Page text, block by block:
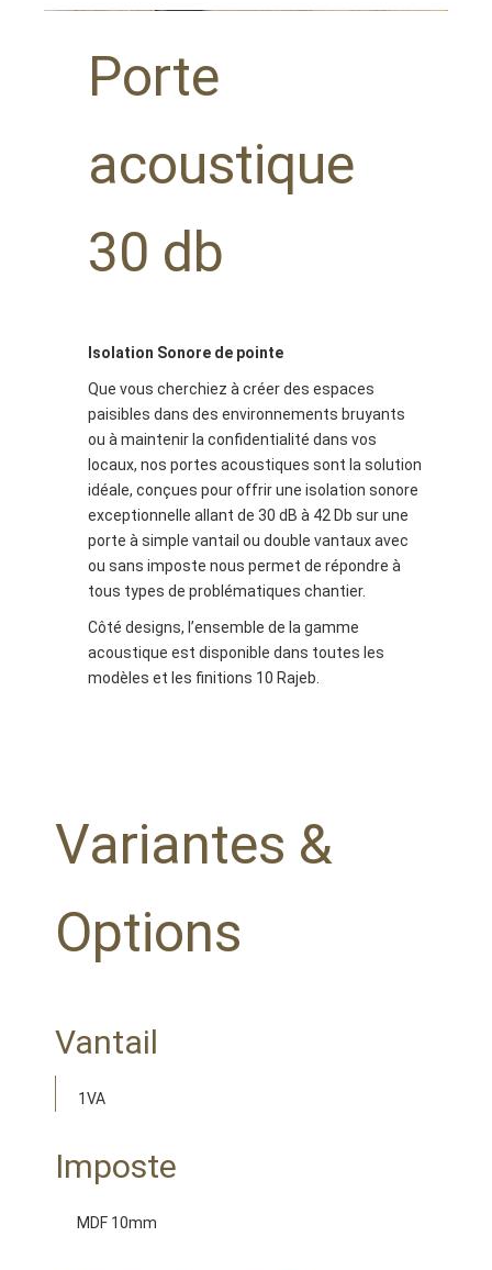
Porte
acoustique
30 db
Isolation Sonore de pointe
Que vous cherchiez à créer des espaces
paisibles dans des environnements bruyants
ou à maintenir la confidentialité dans vos
locaux, nos portes acoustiques sont la solution
idéale, conçues pour offrir une isolation sonore
exceptionnelle allant de 30 dB à 42 Db sur une
porte à simple vantail ou double vantaux avec
ou sans imposte nous permet de répondre à
tous types de problématiques chantier.
Côté designs, l’ensemble de la gamme
acoustique est disponible dans toutes les
modèles et les finitions 10 Rajeb.
Variantes &
Options
Vantail
1VA
Imposte
MDF 10mm